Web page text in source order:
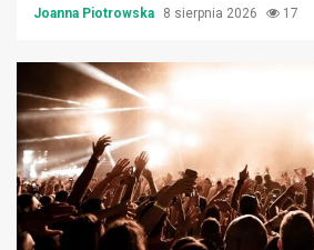
Joanna Piotrowska 8 sierpnia 2026 17